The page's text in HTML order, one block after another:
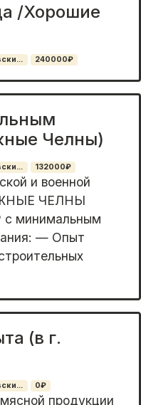
/Хорошие
240000₽
Челны)
132000₽
и военной
ЧЕЛНЫ
минимальным
— Опыт
(в г.
0₽
продукции